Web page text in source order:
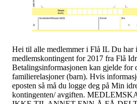
Hei til alle medlemmer i Flå IL Du har
medlemskontingent for 2017 fra Flå
Betalingsinformasjonen kan gjelde for
familierelasjoner (barn). Hvis
eposten så må du logge deg på Min
kontingenten/ avgiften.